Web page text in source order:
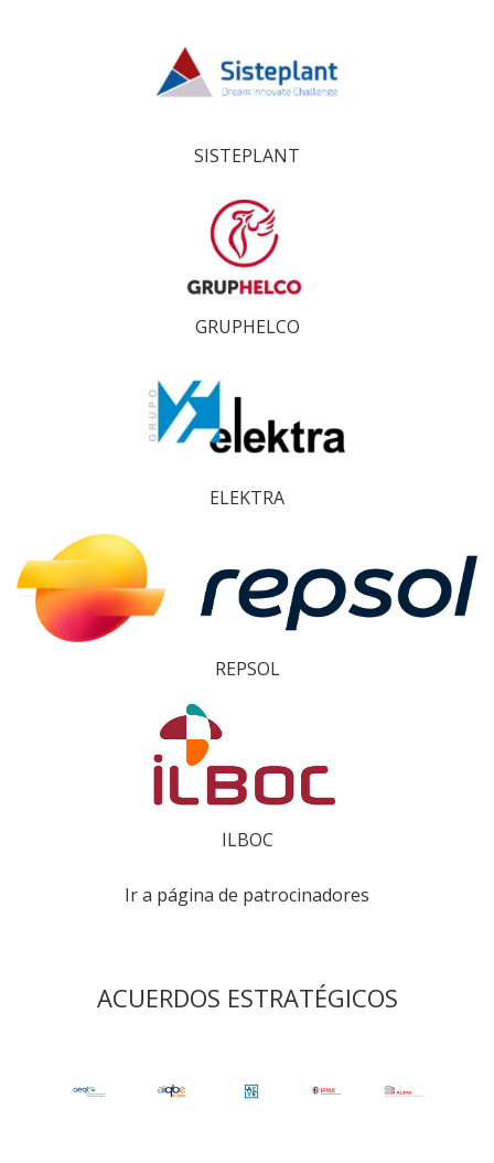
SISTEPLANT
GRUPHELCO
ELEKTRA
REPSOL
ILBOC
Ir a página de patrocinadores
ACUERDOS ESTRATÉGICOS